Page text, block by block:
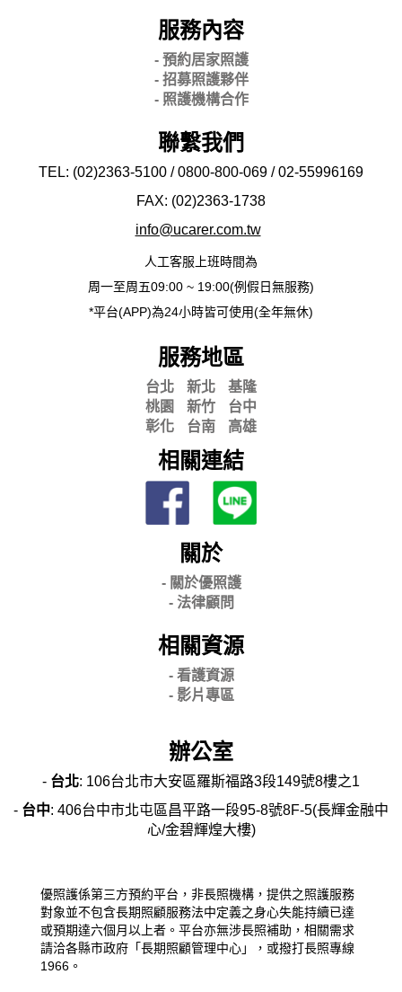
服務內容
- 預約居家照護
- 招募照護夥伴
- 照護機構合作
聯繫我們
TEL: (02)2363-5100 / 0800-800-069 / 02-55996169
FAX: (02)2363-1738
info@ucarer.com.tw
人工客服上班時間為
周一至周五09:00 ~ 19:00(例假日無服務)
*平台(APP)為24小時皆可使用(全年無休)
服務地區
台北 新北
基隆
桃園
新竹
台中
彰化
台南 高雄
相關連結
關於
- 關於優照護
- 法律顧問
相關資源
- 看護資源
- 影片專區
辦公室
- 台北: 106台北市大安區羅斯福路3段149號8樓之1
- 台中: 406台中市北屯區昌平路一段95-8號8F-5(長輝金融中
心/金碧輝煌大樓)
優照護係第三方預約平台，非長照機構，提供之照護服務
對象並不包含長期照顧服務法中定義之身心失能持續已達
或預期達六個月以上者。平台亦無涉長照補助，相關需求
請洽各縣市政府「長期照顧管理中心」，或撥打長照專線
1966。